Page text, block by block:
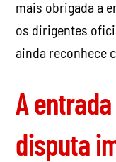
mais obrigada a
os dirigentes
ainda reconhece
A
disputa